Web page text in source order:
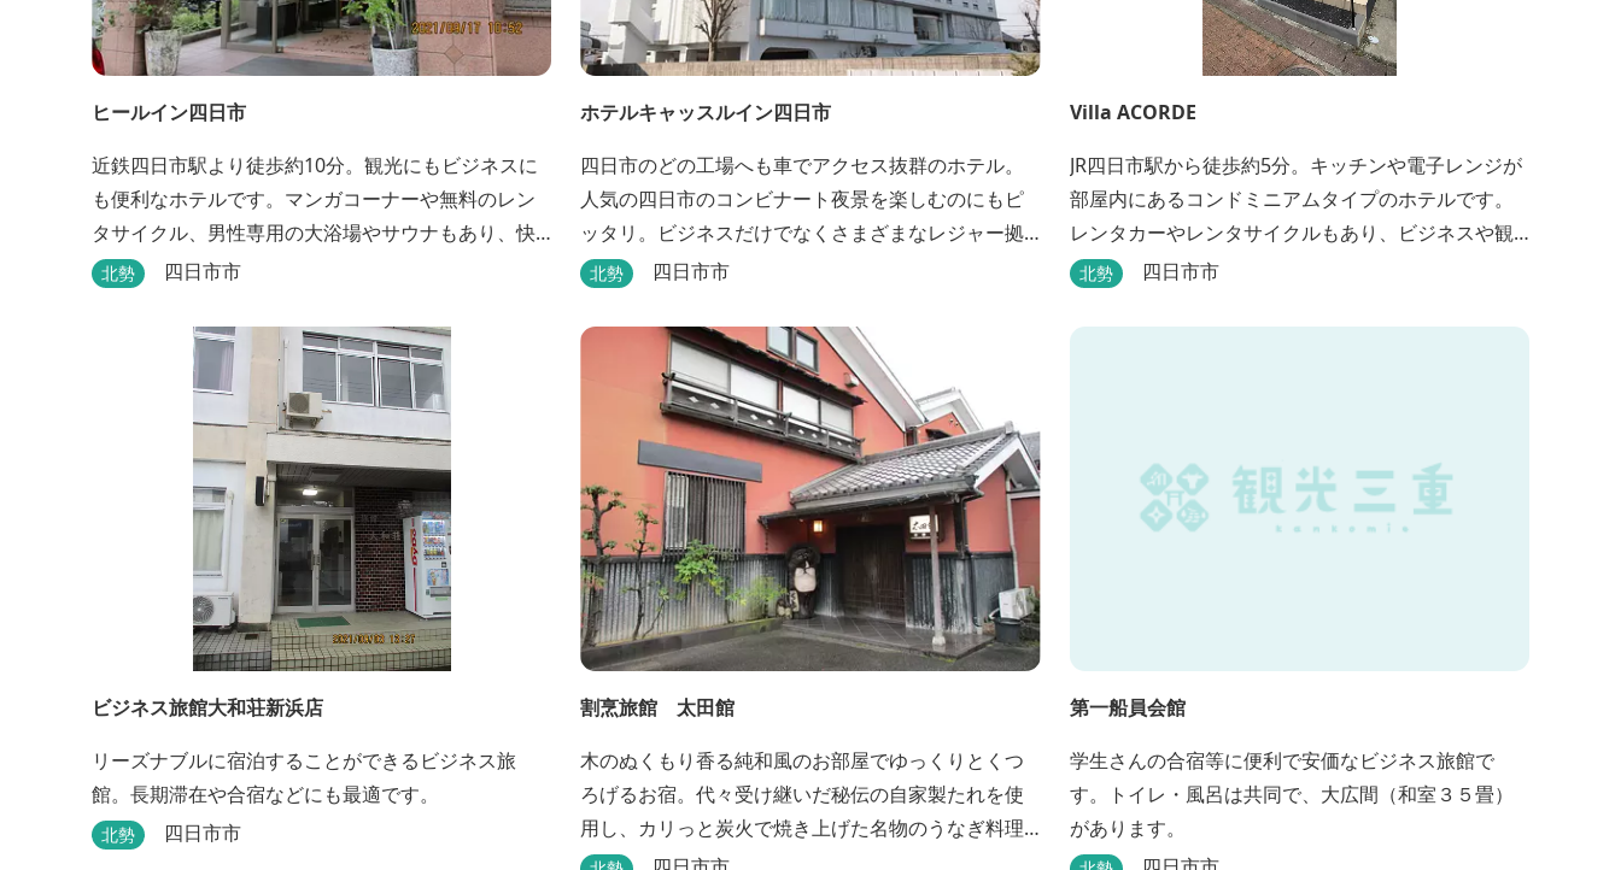
ヒールイン四日市
近鉄四日市駅より徒歩約10分。観光にもビジネスに
も便利なホテルです。マンガコーナーや無料のレン
タサイクル、男性専用の大浴場やサウナもあり、快
適に過ごすことができます。
北勢 四日市市
ホテルキャッスルイン四日市
四日市のどの工場へも車でアクセス抜群のホテル。
人気の四日市のコンビナート夜景を楽しむのにもピ
ッタリ。ビジネスだけでなくさまざまなレジャー拠
点としても最適です。
北勢 四日市市
Villa ACORDE
JR四日市駅から徒歩約5分。キッチンや電子レンジが
部屋内にあるコンドミニアムタイプのホテルです。
レンタカーやレンタサイクルもあり、ビジネスや観
光にも最適です。
北勢 四日市市
ビジネス旅館大和荘新浜店
リーズナブルに宿泊することができるビジネス旅
館。長期滞在や合宿などにも最適です。
北勢 四日市市
割烹旅館 太田館
木のぬくもり香る純和風のお部屋でゆっくりとくつ
ろげるお宿。代々受け継いだ秘伝の自家製たれを使
用し、カリっと炭火で焼き上げた名物のうなぎ料理
も堪能できます。
第一船員会館
学生さんの合宿等に便利で安価なビジネス旅館で
す。トイレ・風呂は共同で、大広間（和室３５畳）
があります。